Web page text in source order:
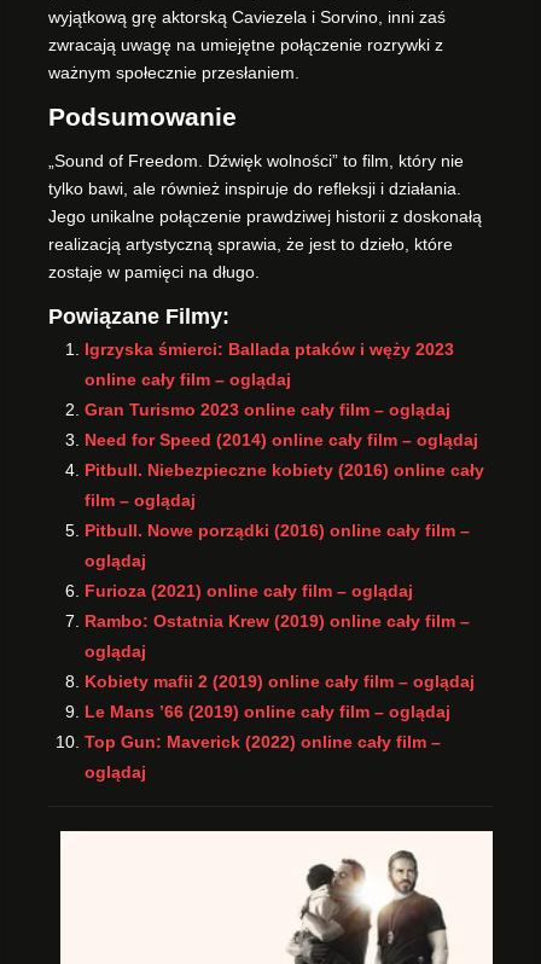
wyjątkową grę aktorską Caviezela i Sorvino, inni zaś
zwracają uwagę na umiejętne połączenie rozrywki z
ważnym społecznie przesłaniem.
Podsumowanie
„Sound of Freedom. Dźwięk wolności” to film, który nie
tylko bawi, ale również inspiruje do refleksji i działania.
Jego unikalne połączenie prawdziwej historii z doskonałą
realizacją artystyczną sprawia, że jest to dzieło, które
zostaje w pamięci na długo.
Powiązane Filmy:
Igrzyska śmierci: Ballada ptaków i węży 2023
online cały film – oglądaj
Gran Turismo 2023 online cały film – oglądaj
Need for Speed (2014) online cały film – oglądaj
Pitbull. Niebezpieczne kobiety (2016) online cały
film – oglądaj
Pitbull. Nowe porządki (2016) online cały film –
oglądaj
Furioza (2021) online cały film – oglądaj
Rambo: Ostatnia Krew (2019) online cały film –
oglądaj
Kobiety mafii 2 (2019) online cały film – oglądaj
Le Mans ’66 (2019) online cały film – oglądaj
Top Gun: Maverick (2022) online cały film –
oglądaj